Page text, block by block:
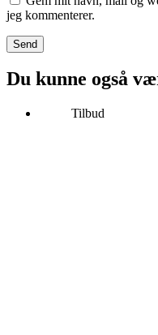
jeg kommenterer.
Send
Du kunne også
Tilbud